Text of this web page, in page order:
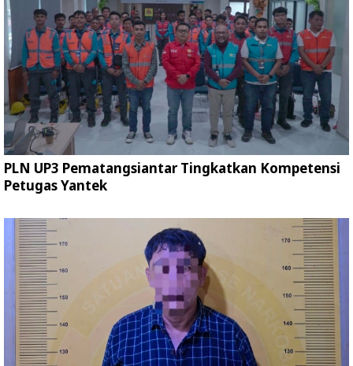
PLN UP3 Pematangsiantar Tingkatkan Kompetensi
Petugas Yantek